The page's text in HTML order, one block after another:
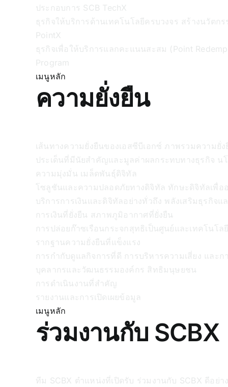
ประกอบการ SCB TechX
ธุรกิจให้บริการด้านเทคโนโลยีครบวงจร สร้างนวัต
PointX
ธุรกิจเพื่อให้บริการแลกคะแนนสะสม (Point
Program
เมนูหลัก
ความยั่งยืน
เส้นทางความยั่งยืนของเอสซีบีเอกซ์ ภาพรวมความยั่ง
ประเด็นที่มีนัยสำคัญและมูลค่าผลกระทบทางธุรกิจ น
ความมุ่งมั่น
เมล็ดพันธุ์ดิจิทัล
โซลูชันและความปลอดภัยทางดิจิทัล ทักษะดิจิทัลเพื่
บริการการเงินและดิจิทัลอย่างทั่วถึง พลังเสริมธุรกิจ
การเงินที่ยั่งยืน สภาพภูมิอากาศที่ยั่งยืน
การปล่อยก๊าซเรือนกระจกสุทธิเป็นศูนย์และเทคโนโล
รากฐานความยั่งยืนที่แข็งแรง
การกำกับดูแลกิจการที่ดี การบริหารความเสี่ยง และ
บุคลากรและวัฒนธรรมองค์กร สิทธิมนุษยชน
การดำเนินงานที่สำคัญ
รายงานและการเปิดเผยข้อมูล
เมนูหลัก
ร่วมงานกับ SCBX
ทีม SCBX ตำแหน่งที่เปิดรับ ร่วมงานกับ SCBX ดีอย่า